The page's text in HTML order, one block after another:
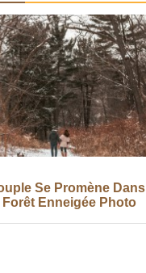
Se Promène Dans
Forêt Enneigée Photo